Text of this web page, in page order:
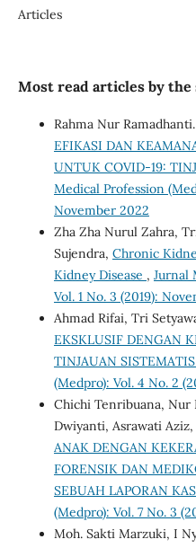
Articles
Most read articles by the
Rahma Nur
EFIKASI DAN
UNTUK COVID-19:
Medical Profession
November 2022
Zha Zha Nurul Zahra,
Sujendra, Chronic
Kidney Disease , Jurnal
Vol. 1 No. 3 (2019):
Ahmad Rifai, Tri
EKSKLUSIF DENGAN
TINJAUAN SISTEMATIS
(Medpro): Vol. 4 No. 2
Chichi Tenribuana, Nur
Dwiyanti, Asrawati Aziz,
ANAK DENGAN
FORENSIK DAN
SEBUAH LAPORAN
(Medpro): Vol. 7 No. 3
Moh. Sakti Marzuki, I